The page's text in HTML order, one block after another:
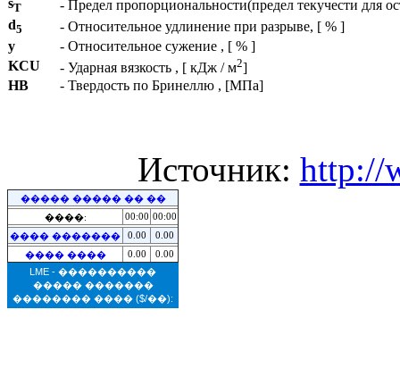
sT
- Предел пропорциональности(предел текучести для
d5
- Относительное удлинение при разрыве, [ % ]
y
- Относительное сужение , [ % ]
KCU
- Ударная вязкость , [ кДж / м2]
HB
- Твердость по Бринеллю , [МПа]
Источник: http://
����� ����� �� ��
����:
00:00 00:00
���� �������
0.00
0.00
���� ����
0.00
0.00
LME - ����������
����� �������
�������� ���� ($/��):